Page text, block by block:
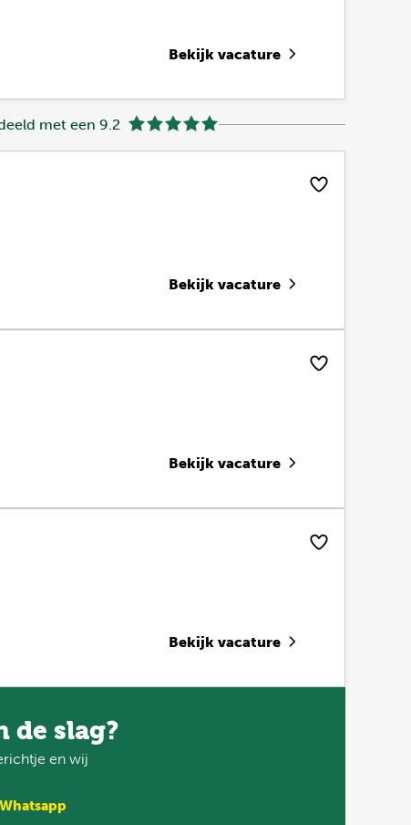
Bekijk vacature
met een 9.2
Bekijk vacature
Bekijk vacature
Bekijk vacature
de slag?
en wij